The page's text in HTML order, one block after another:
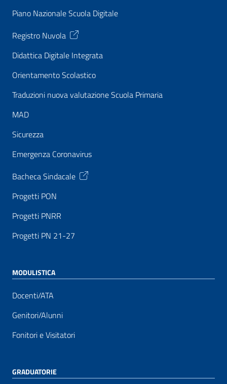
Piano Nazionale Scuola Digitale
Registro Nuvola
Didattica Digitale Integrata
Orientamento Scolastico
Traduzioni nuova valutazione Scuola Primaria
MAD
Sicurezza
Emergenza Coronavirus
Bacheca Sindacale
Progetti PON
Progetti PNRR
Progetti PN 21-27
MODULISTICA
Docenti/ATA
Genitori/Alunni
Fonitori e Visitatori
GRADUATORIE